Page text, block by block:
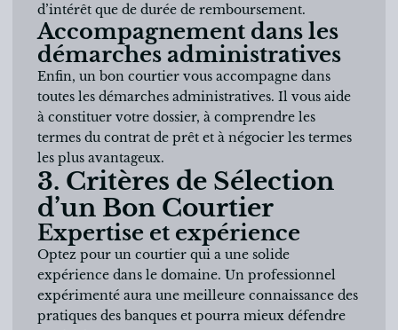
d’intérêt que de durée de remboursement.
Accompagnement dans les
démarches administratives
Enfin, un bon courtier vous accompagne dans
toutes les démarches administratives. Il vous aide
à constituer votre dossier, à comprendre les
termes du contrat de prêt et à négocier les termes
les plus avantageux.
3. Critères de Sélection
d’un Bon Courtier
Expertise et expérience
Optez pour un courtier qui a une solide
expérience dans le domaine. Un professionnel
expérimenté aura une meilleure connaissance des
pratiques des banques et pourra mieux défendre